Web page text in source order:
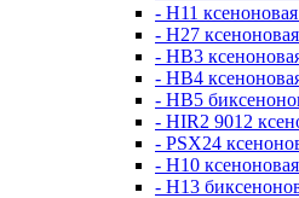
- H11
- H27
- HB3
- HB4
- HB5
- HIR2 9012
- PSX24
- H10
- H13